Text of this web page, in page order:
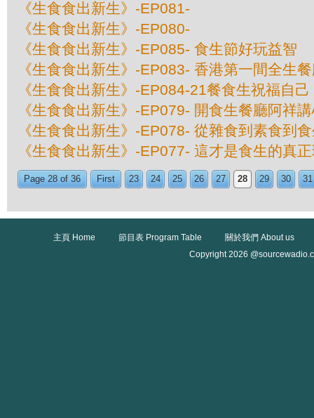
《生食食出新生》-EP081-
《生食食出新生》-EP080-
《生食食出新生》-EP085- 食生節好玩益智
《生食食出新生》-EP083- 香港第一間全生
《生食食出新生》-EP084-21餐食生祝福自己
《生食食出新生》-EP079- 開食生餐廳阿祥
《生食食出新生》-EP078- 從雜食到素食到
《生食食出新生》-EP077- 這才是食生的真
Page 28 of 36 First 23 24 25 26 27 28 29 30 31
主頁 Home 節目表 Program Table
關於我們 About us
Copyright 2026